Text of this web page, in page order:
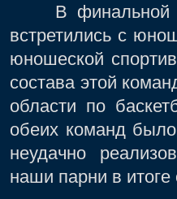
В финальной
встретились с
юношеской
состава этой
области по
обеих команд
неудачно
наши парни в